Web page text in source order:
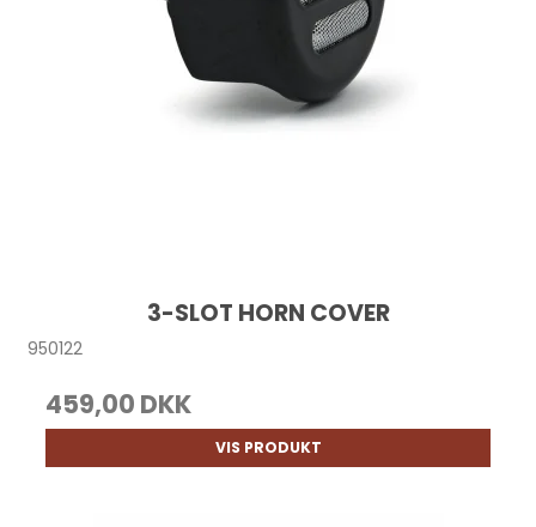
3-SLOT HORN COVER
950122
459,00 DKK
VIS PRODUKT